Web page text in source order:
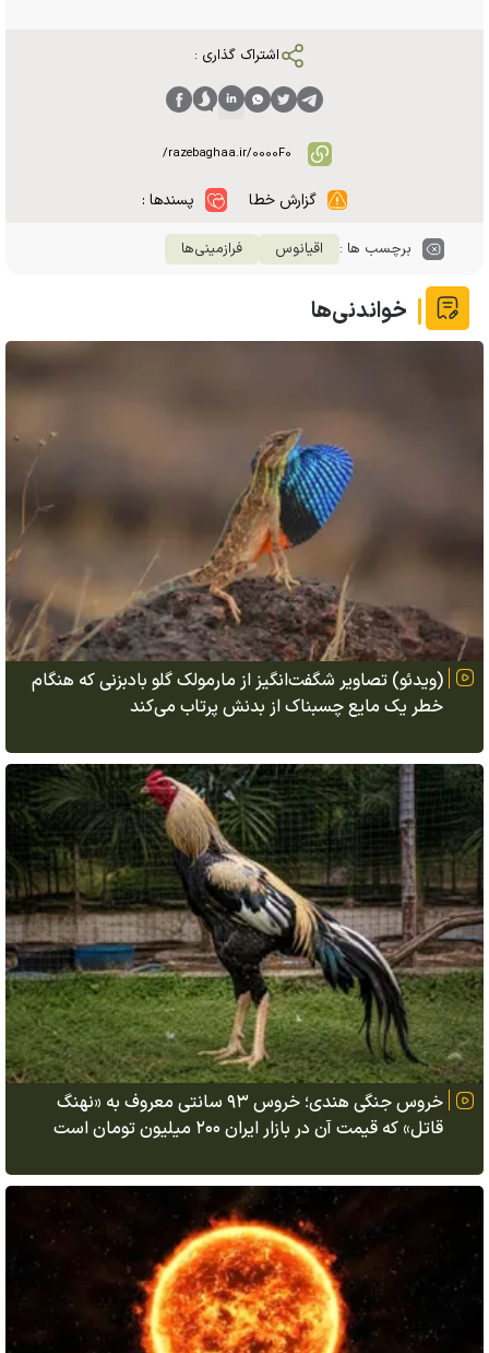
اشتراک گذاری :
گزارش خطا پسندها :
برچسب ها : اقیانوس فرازمینی‌ها
خواندنی‌ها
(ویدئو) تصاویر شگفت‌انگیز از مارمولک گلو بادبزنی که هنگام
خطر یک مایع چسبناک از بدنش پرتاب می‌کند
خروس جنگی هندی؛ خروس ۹۳ سانتی معروف به «نهنگ
قاتل» که قیمت آن در بازار ایران ۲۰۰ میلیون تومان است